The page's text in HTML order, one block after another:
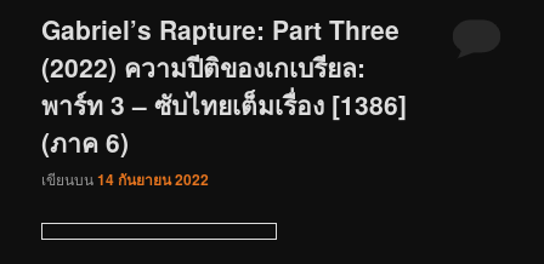
Gabriel’s Rapture: Part Three
(2022) ความปีติของเกเบรียล:
พาร์ท 3 – ซับไทยเต็มเรื่อง [1386]
(ภาค 6)
เขียนบน14 กันยายน 2022